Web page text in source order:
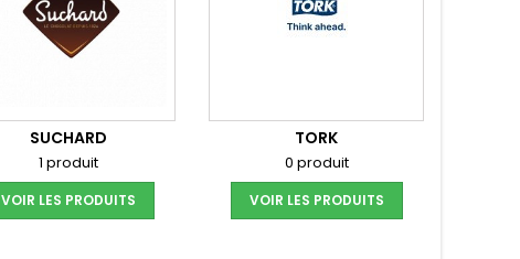
SUCHARD
1 produit
VOIR LES PRODUITS
TORK
0 produit
VOIR LES PRODUITS